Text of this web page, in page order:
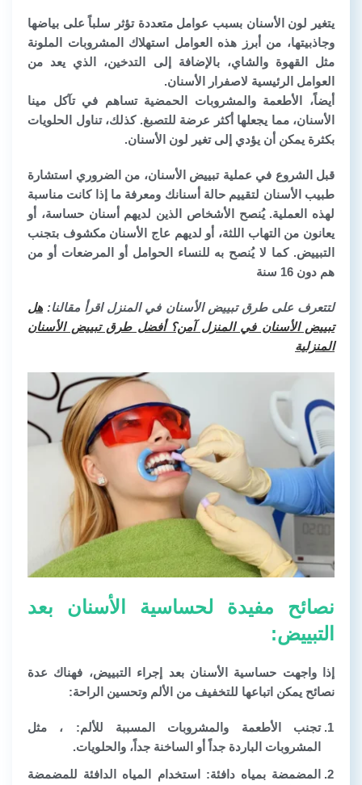
يتغير لون الأسنان بسبب عوامل متعددة تؤثر سلباً على بياضها
وجاذبيتها، من أبرز هذه العوامل استهلاك المشروبات الملونة
مثل القهوة والشاي، بالإضافة إلى التدخين، الذي يعد من
العوامل الرئيسية لاصفرار الأسنان.
أيضاً، الأطعمة والمشروبات الحمضية تساهم في تآكل مينا
الأسنان، مما يجعلها أكثر عرضة للتصبغ. كذلك، تناول الحلويات
بكثرة يمكن أن يؤدي إلى تغير لون الأسنان.
قبل الشروع في عملية تبييض الأسنان، من الضروري استشارة
طبيب الأسنان لتقييم حالة أسنانك ومعرفة ما إذا كانت مناسبة
لهذه العملية. يُنصح الأشخاص الذين لديهم أسنان حساسة، أو
يعانون من التهاب اللثة، أو لديهم عاج الأسنان مكشوف بتجنب
التبييض. كما لا يُنصح به للنساء الحوامل أو المرضعات أو من
هم دون 16 سنة
لتتعرف على طرق تبييض الأسنان في المنزل اقرأ مقالنا: هل
تبييض الأسنان في المنزل آمن؟ أفضل طرق تبييض الأسنان
المنزلية
نصائح مفيدة لحساسية الأسنان بعد
التبييض:
إذا واجهت حساسية الأسنان بعد إجراء التبييض، فهناك عدة
نصائح يمكن اتباعها للتخفيف من الألم وتحسين الراحة:
تجنب الأطعمة والمشروبات المسببة للألم: ، مثل
المشروبات الباردة جداً أو الساخنة جداً، والحلويات.
المضمضة بمياه دافئة: استخدام المياه الدافئة للمضمضة